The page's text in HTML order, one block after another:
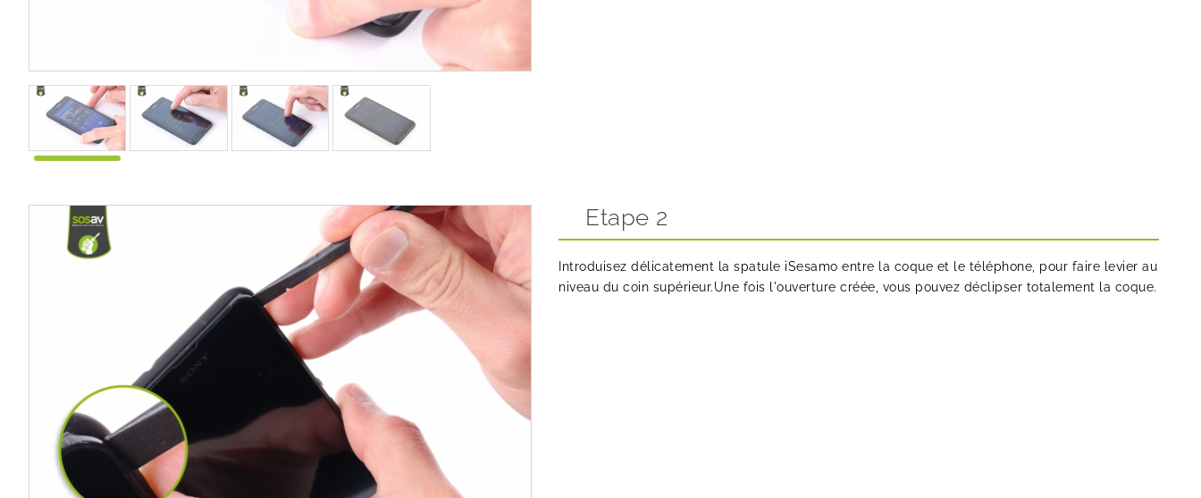
Etape 2
Introduisez délicatement la spatule iSesamo entre la coque et le téléphone, pour faire levier au
niveau du coin supérieur.Une fois l'ouverture créée, vous pouvez déclipser totalement la coque.